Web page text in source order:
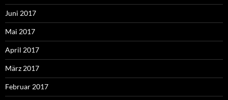
Juni 2017
Mai 2017
April 2017
März 2017
Februar 2017